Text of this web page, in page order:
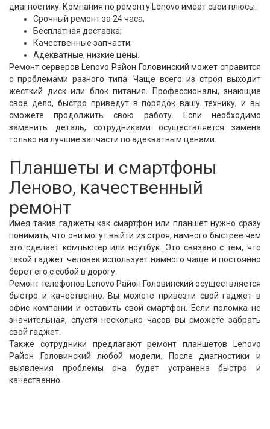
диагностику. Компания по ремонту Lenovo имеет свои плюсы:
Срочный ремонт за 24 часа;
Бесплатная доставка;
Качественные запчасти;
Адекватные, низкие цены.
Ремонт серверов Lenovo Район Головинский может справится
с проблемами разного типа. Чаще всего из строя выходит
жесткий диск или блок питания. Профессионалы, знающие
свое дело, быстро приведут в порядок вашу технику, и вы
сможете продолжить свою работу. Если необходимо
заменить деталь, сотрудниками осуществляется замена
только на лучшие запчасти по адекватным ценами.
Планшеты и смартфоны
Леново, качественный
ремонт
Имея такие гаджеты как смартфон или планшет нужно сразу
понимать, что они могут выйти из строя, намного быстрее чем
это сделает компьютер или ноутбук. Это связано с тем, что
такой гаджет человек использует намного чаще и постоянно
берет его с собой в дорогу.
Ремонт телефонов Lenovo Район Головинский осуществляется
быстро и качественно. Вы можете привезти свой гаджет в
офис компании и оставить свой смартфон. Если поломка не
значительная, спустя несколько часов вы сможете забрать
свой гаджет.
Также сотрудники предлагают ремонт планшетов Lenovo
Район Головинский любой модели. После диагностики и
выявления проблемы она будет устранена быстро и
качественно.